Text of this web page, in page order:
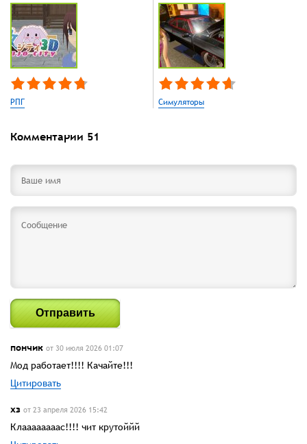
РПГ Симуляторы
Комментарии 51
Отправить
пончик от 30 июля 2026 01:07
Мод работает!!!! Качайте!!!
Цитировать
хз от 23 апреля 2026 15:42
Клаааааааас!!!! чит крутоййй